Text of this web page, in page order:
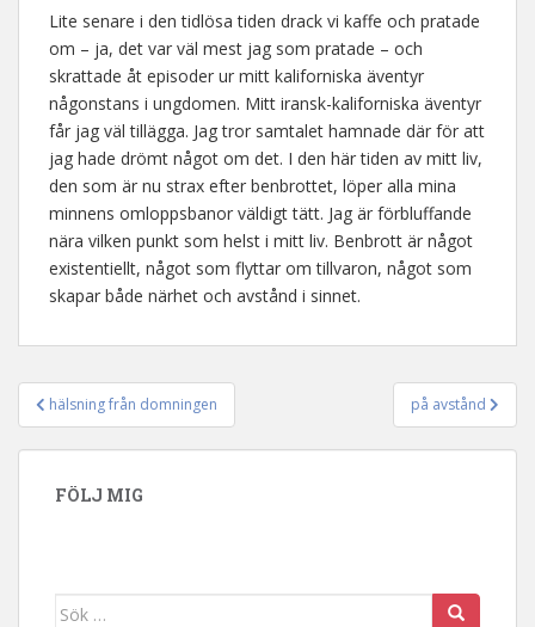
Lite senare i den tidlösa tiden drack vi kaffe och pratade
om – ja, det var väl mest jag som pratade – och
skrattade åt episoder ur mitt kaliforniska äventyr
någonstans i ungdomen. Mitt iransk-kaliforniska äventyr
får jag väl tillägga. Jag tror samtalet hamnade där för att
jag hade drömt något om det. I den här tiden av mitt liv,
den som är nu strax efter benbrottet, löper alla mina
minnens omloppsbanor väldigt tätt. Jag är förbluffande
nära vilken punkt som helst i mitt liv. Benbrott är något
existentiellt, något som flyttar om tillvaron, något som
skapar både närhet och avstånd i sinnet.
Inläggsnavigering
hälsning från domningen på avstånd
FÖLJ MIG
Sök efter: